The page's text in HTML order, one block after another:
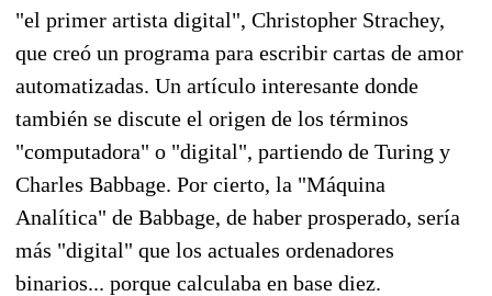
"el primer artista digital", Christopher Strachey,
que creó un programa para escribir cartas de amor
automatizadas. Un artículo interesante donde
también se discute el origen de los términos
"computadora" o "digital", partiendo de Turing y
Charles Babbage. Por cierto, la "Máquina
Analítica" de Babbage, de haber prosperado, sería
más "digital" que los actuales ordenadores
binarios... porque calculaba en base diez.